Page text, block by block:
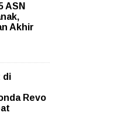
ASN
Akhir
di
Revo